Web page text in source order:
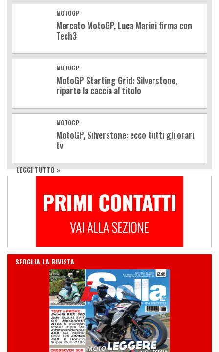
MOTOGP
Mercato MotoGP, Luca Marini firma con
Tech3
MOTOGP
MotoGP Starting Grid: Silverstone,
riparte la caccia al titolo
MOTOGP
MotoGP, Silverstone: ecco tutti gli orari
tv
LEGGI TUTTO »
IN EDICOLA
SFOGLIA LA RIVISTA